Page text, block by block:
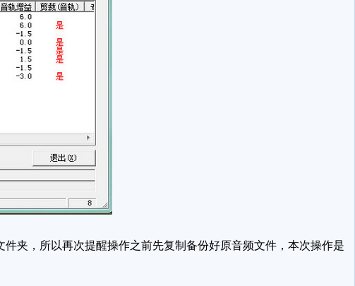
夹，所以再次提醒操作之前先复制备份好原音频文件，本次操作是